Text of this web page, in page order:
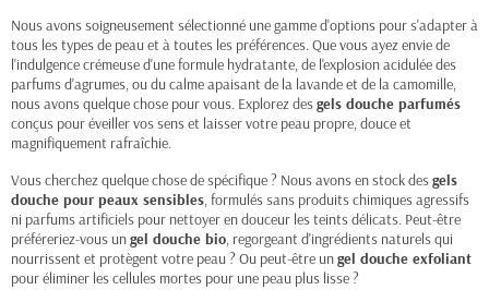
Nous avons soigneusement sélectionné une gamme d'options pour s'adapter à
tous les types de peau et à toutes les préférences. Que vous ayez envie de
l'indulgence crémeuse d'une formule hydratante, de l'explosion acidulée des
parfums d'agrumes, ou du calme apaisant de la lavande et de la camomille,
nous avons quelque chose pour vous. Explorez desgels douche parfumés
conçus pour éveiller vos sens et laisser votre peau propre, douce et
magnifiquement rafraîchie.
Vous cherchez quelque chose de spécifique ? Nous avons en stock desgels
douche pour peaux sensibles, formulés sans produits chimiques agressifs
ni parfums artificiels pour nettoyer en douceur les teints délicats. Peut-être
préféreriez-vous ungel douche bio, regorgeant d'ingrédients naturels qui
nourrissent et protègent votre peau ? Ou peut-être ungel douche exfoliant
pour éliminer les cellules mortes pour une peau plus lisse ?